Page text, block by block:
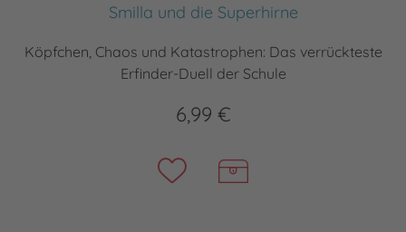
Smilla und die Superhirne
Köpfchen, Chaos und Katastrophen: Das verrückteste
Erfinder-Duell der Schule
6,99 €